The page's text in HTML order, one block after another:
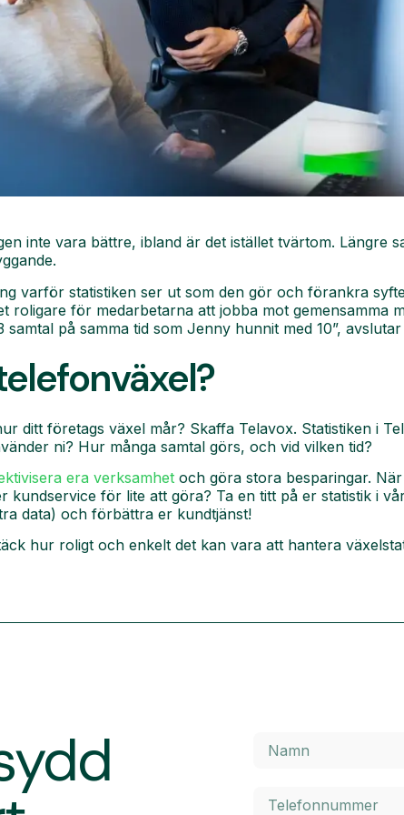
inte vara bättre, ibland är det istället tvärtom. Längre
varför statistiken ser ut som den gör och förankra
roligare för medarbetarna att jobba mot gemensamma
på samma tid som Jenny hunnit med 10”, avslutar
ditt företags växel mår? Skaffa Telavox. Statistiken i
ni? Hur många samtal görs, och vid vilken tid?
era verksamhet och göra stora besparingar.
kundservice för lite att göra? Ta en titt på er statistik i
data) och förbättra er kundtjänst!
hur roligt och enkelt det kan vara att hantera